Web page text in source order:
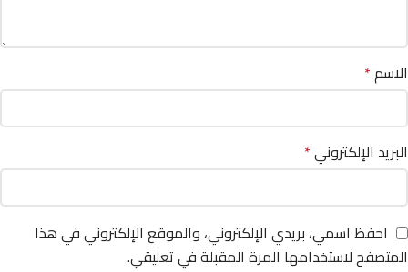
الاسم*
البريد الإلكتروني*
احفظ اسمي، بريدي الإلكتروني، والموقع الإلكتروني في هذا
المتصفح لاستخدامها المرة المقبلة في تعليقي.